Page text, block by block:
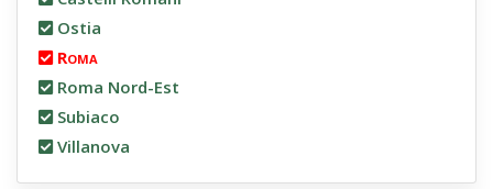
Ostia
Roma
Roma Nord-Est
Subiaco
Villanova